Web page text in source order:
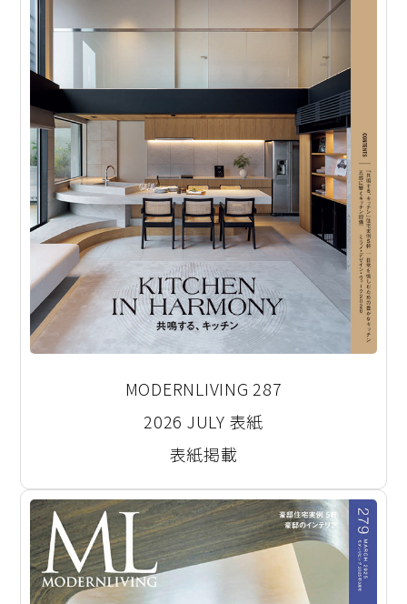
MODERNLIVING 287
2026 JULY 表紙
表紙掲載